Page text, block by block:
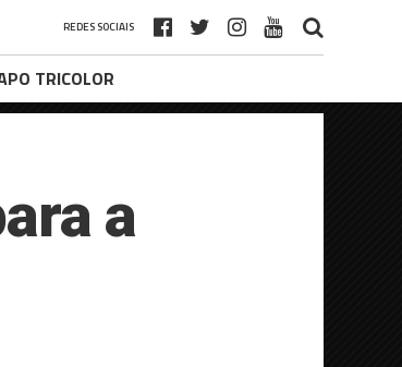
REDES SOCIAIS
TRICOLOR
a